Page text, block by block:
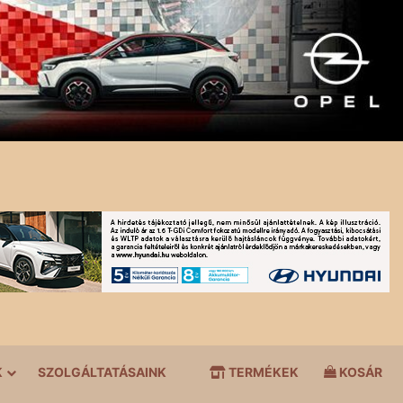
SZOLGÁLTATÁSAINK TERMÉKEK KOSÁR